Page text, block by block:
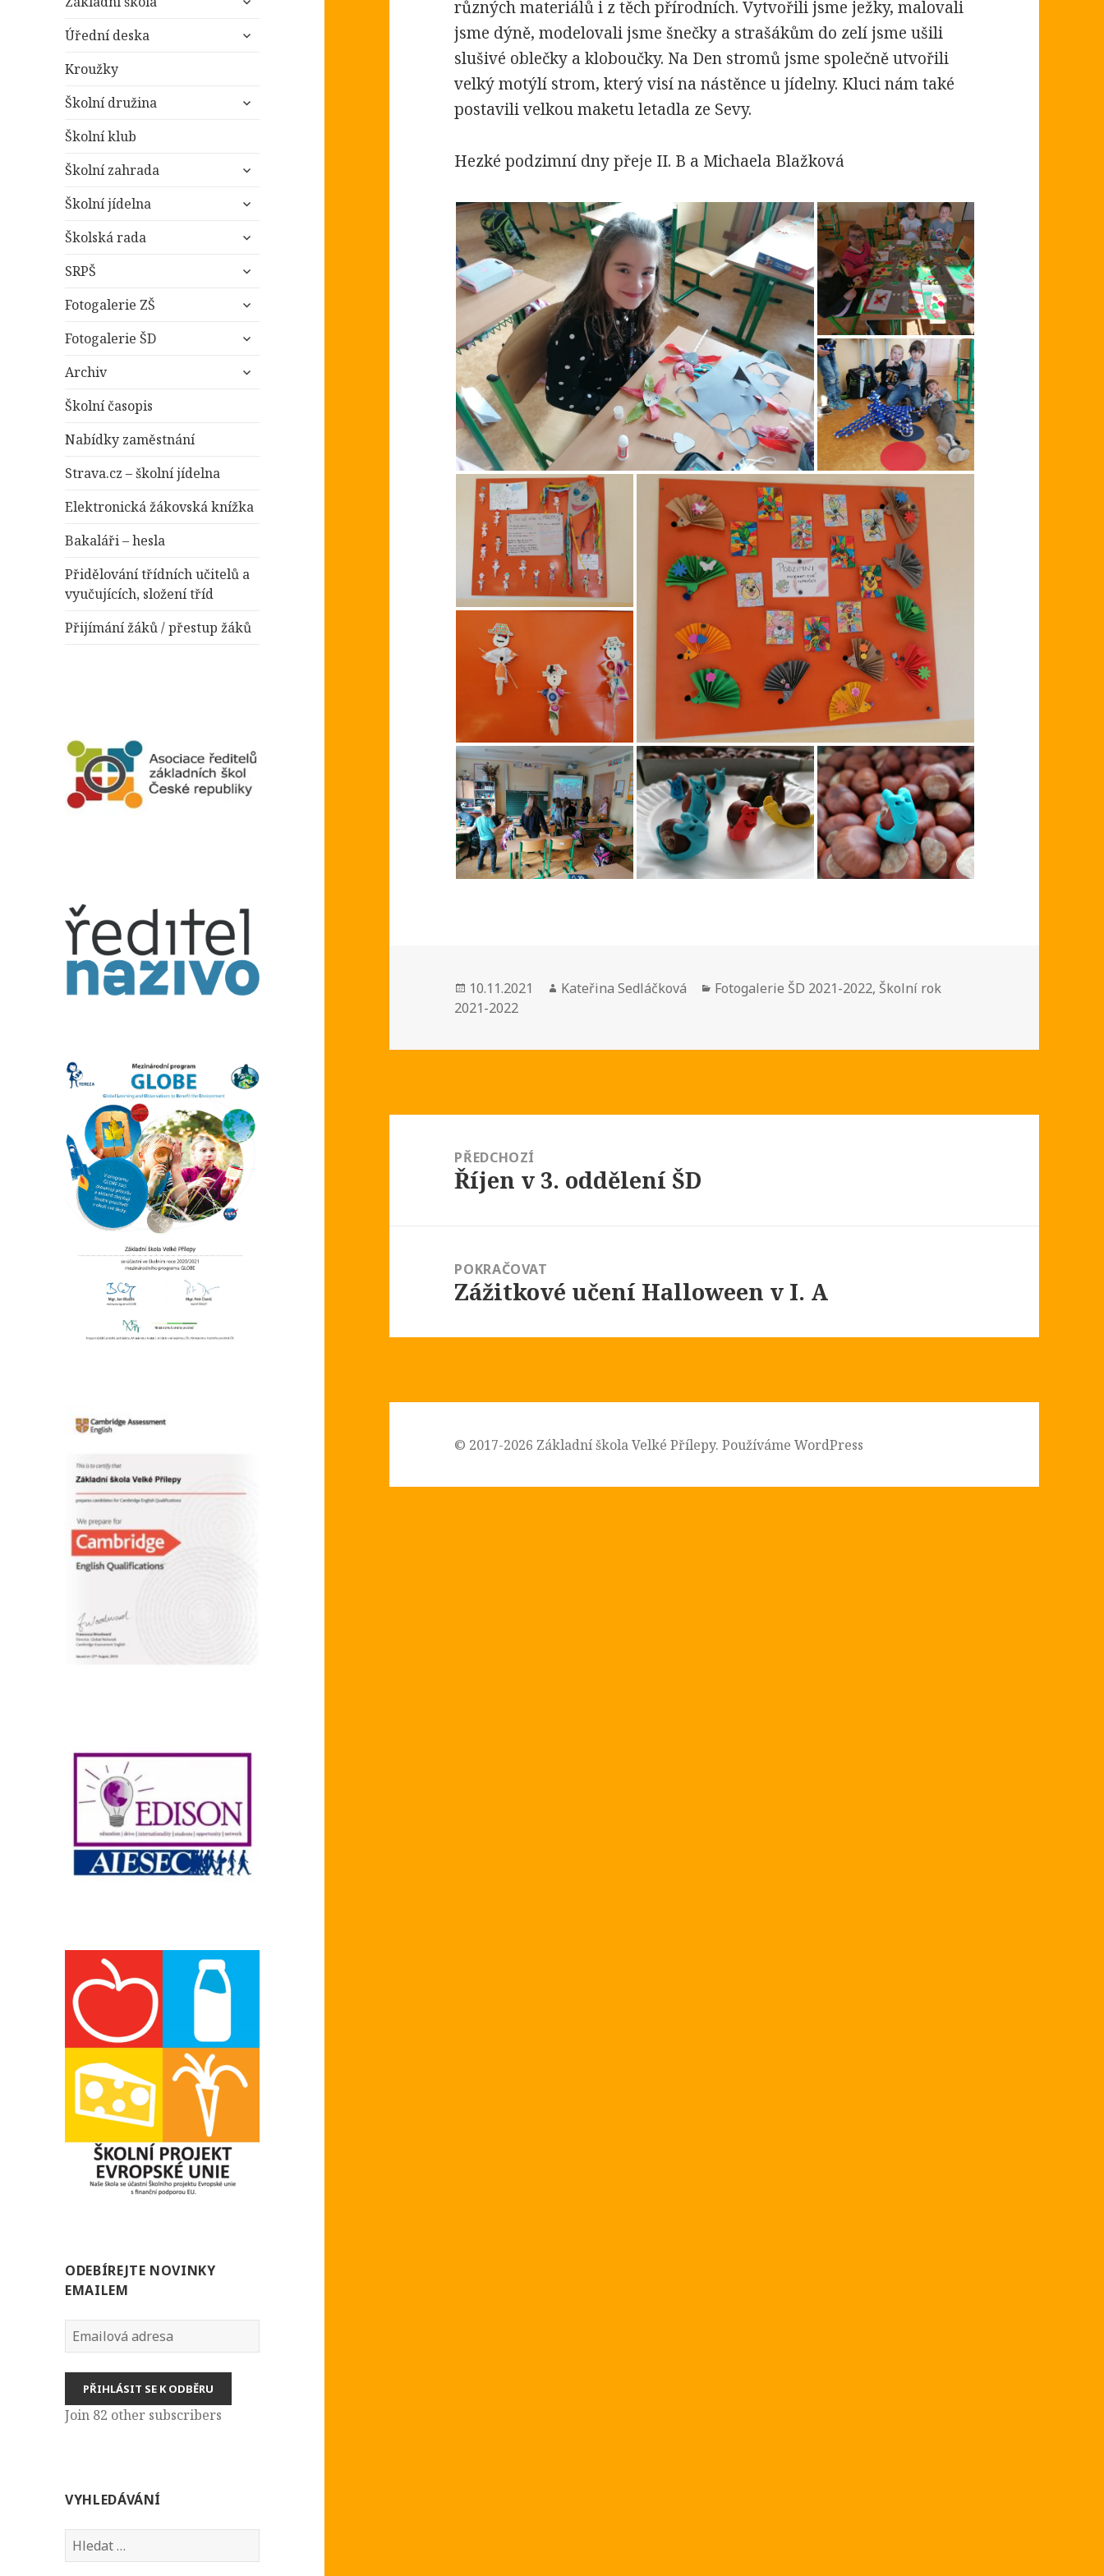
položky
Úřední deska
zobrazit
Kroužky
Školní družina
zobrazit
Školní klub
Školní zahrada
zobrazit
položky
Školní jídelna
zobrazit
položky
Školská rada
zobrazit
položky
SRPŠ
zobrazit
položky
Fotogalerie ZŠ
zobrazit
položky
Fotogalerie ŠD
zobrazit
položky
Archiv
zobrazit
Školní časopis
Nabídky zaměstnání
Strava.cz – školní jídelna
Elektronická žákovská knížka
Bakaláři – hesla
Přidělování třídních učitelů a
vyučujících, složení tříd
Přijímání žáků / přestup žáků
ODEBÍREJTE NOVINKY
EMAILEM
Emailová
adresa
PŘIHLÁSIT SE K ODBĚRU
Join 82 other subscribers
VYHLEDÁVÁNÍ
Vyhledávání
různých materiálů i z těch přírodních. Vytvořili jsme ježky, malovali
jsme dýně, modelovali jsme šnečky a strašákům do zelí jsme ušili
slušivé oblečky a kloboučky. Na Den stromů jsme společně utvořili
velký motýlí strom, který visí na nástěnce u jídelny. Kluci nám také
postavili velkou maketu letadla ze Sevy.
Hezké podzimní dny přeje II. B a Michaela Blažková
Publikováno:
10.11.2021 Autor:
Kateřina Sedláčková Rubriky:
Fotogalerie ŠD 2021-2022, Školní rok
2021-2022
příspěvek
PŘEDCHOZÍ
Předchozí
Říjen v 3. oddělení ŠD
POKRAČOVAT
Následující
Zážitkové učení Halloween v I. A
© 2017-2026 Základní škola Velké Přílepy.Používáme WordPress